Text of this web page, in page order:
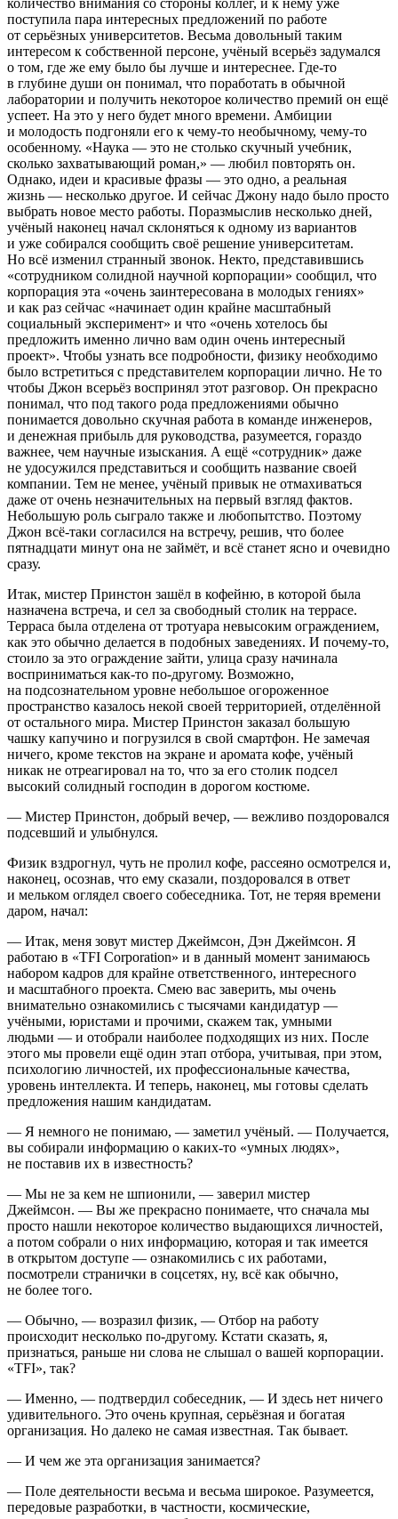
поступила пара интересных предложений по работе
от серьёзных университетов. Весьма довольный таким
интересом к собственной персоне, учёный всерьёз задумался
о том, где же ему было бы лучше и интереснее. Где-то
в глубине души он понимал, что поработать в обычной
лаборатории и получить некоторое количество премий он ещё
успеет. На это у него будет много времени. Амбиции
и молодость подгоняли его к чему-то необычному, чему-то
особенному. «Наука — это не столько скучный учебник,
сколько захватывающий роман,» — любил повторять он.
Однако, идеи и красивые фразы — это одно, а реальная
жизнь — несколько другое. И сейчас Джону надо было просто
выбрать новое место работы. Поразмыслив несколько дней,
учёный наконец начал склоняться к одному из вариантов
и уже собирался сообщить своё решение университетам.
Но всё изменил странный звонок. Некто, представившись
«сотрудником солидной научной корпорации» сообщил, что
корпорация эта «очень заинтересована в молодых гениях»
и как раз сейчас «начинает один крайне масштабный
социальный эксперимент» и что «очень хотелось бы
предложить именно лично вам один очень интересный
проект». Чтобы узнать все подробности, физику необходимо
было встретиться с представителем корпорации лично. Не то
чтобы Джон всерьёз воспринял этот разговор. Он прекрасно
понимал, что под такого рода предложениями обычно
понимается довольно скучная работа в команде инженеров,
и денежная прибыль для руководства, разумеется, гораздо
важнее, чем научные изыскания. А ещё «сотрудник» даже
не удосужился представиться и сообщить название своей
компании. Тем не менее, учёный привык не отмахиваться
даже от очень незначительных на первый взгляд фактов.
Небольшую роль сыграло также и любопытство. Поэтому
Джон всё-таки согласился на встречу, решив, что более
пятнадцати минут она не займёт, и всё станет ясно и очевидно
сразу.
Итак, мистер Принстон зашёл в кофейню, в которой была
назначена встреча, и сел за свободный столик на террасе.
Терраса была отделена от тротуара невысоким ограждением,
как это обычно делается в подобных заведениях. И почему-то,
стоило за это ограждение зайти, улица сразу начинала
восприниматься как-то по-другому. Возможно,
на подсознательном уровне небольшое огороженное
пространство казалось некой своей территорией, отделённой
от остального мира. Мистер Принстон заказал большую
чашку капучино и погрузился в свой смартфон. Не замечая
ничего, кроме текстов на экране и аромата кофе, учёный
никак не отреагировал на то, что за его столик подсел
высокий солидный господин в дорогом костюме.
— Мистер Принстон, добрый вечер, — вежливо поздоровался
подсевший и улыбнулся.
Физик вздрогнул, чуть не пролил кофе, рассеяно осмотрелся и,
наконец, осознав, что ему сказали, поздоровался в ответ
и мельком оглядел своего собеседника. Тот, не теряя времени
даром, начал:
— Итак, меня зовут мистер Джеймсон, Дэн Джеймсон. Я
работаю в «TFI Corporation» и в данный момент занимаюсь
набором кадров для крайне ответственного, интересного
и масштабного проекта. Смею вас заверить, мы очень
внимательно ознакомились с тысячами кандидатур —
учёными, юристами и прочими, скажем так, умными
людьми — и отобрали наиболее подходящих из них. После
этого мы провели ещё один этап отбора, учитывая, при этом,
психологию личностей, их профессиональные качества,
уровень интеллекта. И теперь, наконец, мы готовы сделать
предложения нашим кандидатам.
— Я немного не понимаю, — заметил учёный. — Получается,
вы собирали информацию о каких-то «умных людях»,
не поставив их в известность?
— Мы не за кем не шпионили, — заверил мистер
Джеймсон. — Вы же прекрасно понимаете, что сначала мы
просто нашли некоторое количество выдающихся личностей,
а потом собрали о них информацию, которая и так имеется
в открытом доступе — ознакомились с их работами,
посмотрели странички в соцсетях, ну, всё как обычно,
не более того.
— Обычно, — возразил физик, — Отбор на работу
происходит несколько по-другому. Кстати сказать, я,
признаться, раньше ни слова не слышал о вашей корпорации.
«TFI», так?
— Именно, — подтвердил собеседник, — И здесь нет ничего
удивительного. Это очень крупная, серьёзная и богатая
организация. Но далеко не самая известная. Так бывает.
— И чем же эта организация занимается?
— Поле деятельности весьма и весьма широкое. Разумеется,
передовые разработки, в частности, космические,